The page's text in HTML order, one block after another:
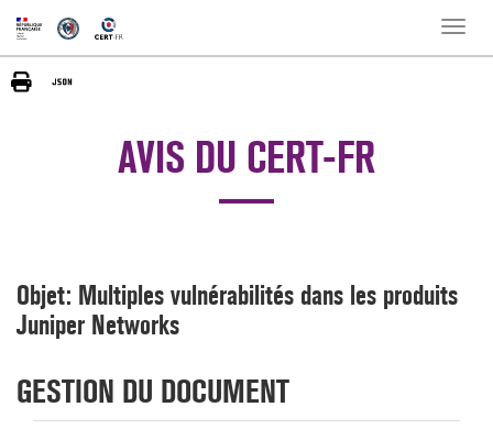
Toggle
AVIS DU CERT-FR
Objet: Multiples vulnérabilités dans les produits
Juniper Networks
GESTION DU DOCUMENT